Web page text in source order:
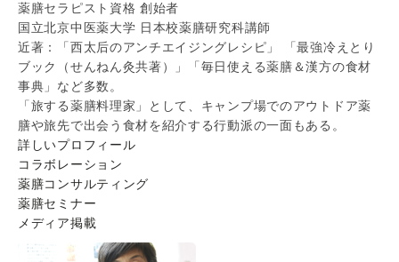
薬膳セラピスト資格 創始者
国立北京中医薬大学 日本校薬膳研究科講師
近著：「西太后のアンチエイジングレシピ」 「最強冷えとり
ブック（せんねん灸共著）」「毎日使える薬膳＆漢方の食材
事典」など多数。
「旅する薬膳料理家」として、キャンプ場でのアウトドア薬
膳や旅先で出会う食材を紹介する行動派の一面もある。
詳しいプロフィール
コラボレーション
薬膳コンサルティング
薬膳セミナー
メディア掲載